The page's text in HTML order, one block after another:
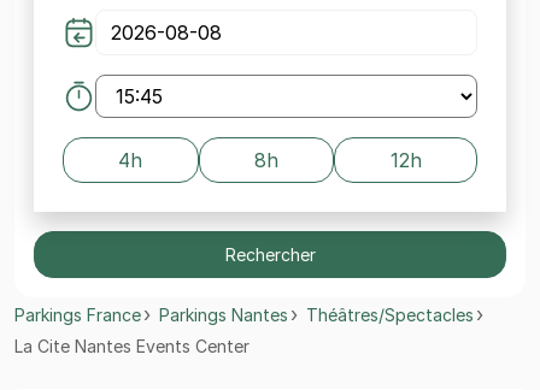
4h 8h 12h
Rechercher
Parkings France Parkings Nantes
Théâtres/Spectacles
La Cite Nantes Events Center